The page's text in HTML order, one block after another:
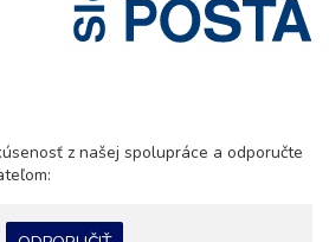
z našej spolupráce a odporučte